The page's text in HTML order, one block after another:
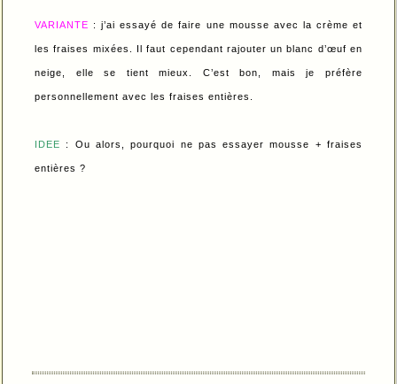
VARIANTE : j’ai essayé de faire une mousse avec la crème et
les fraises mixées. Il faut cependant rajouter un blanc d’œuf en
neige, elle se tient mieux. C’est bon, mais je préfère
personnellement avec les fraises entières.
IDEE : Ou alors, pourquoi ne pas essayer mousse + fraises
entières ?